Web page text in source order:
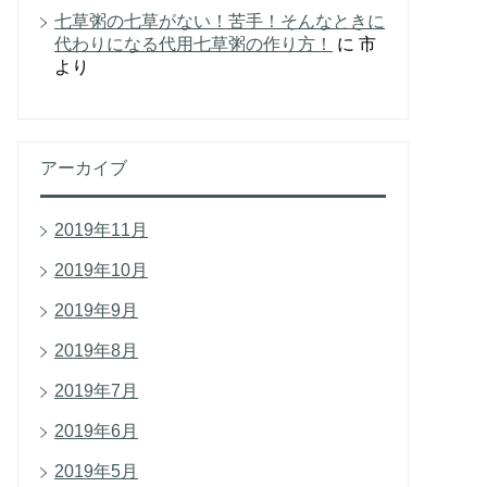
七草粥の七草がない！苦手！そんなときに
代わりになる代用七草粥の作り方！
に 市
より
アーカイブ
2019年11月
2019年10月
2019年9月
2019年8月
2019年7月
2019年6月
2019年5月